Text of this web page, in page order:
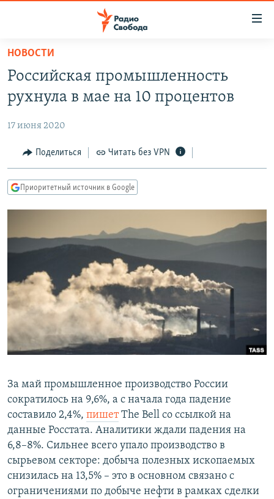
упрощенного
доступа
основному
Вернутся
главной
навигации
Вернутся
АВТОРСКИЕ ПРОЕКТЫ
ЦИТАТЫ СВОБОДЫ
МНЕНИЯ
IDEL.РЕАЛИИ
СЕВЕР.РЕАЛИИ
СИБИРЬ.РЕАЛИИ
РАСПИСАНИЕ ВЕЩАНИЯ
ПОДПИШИТЕСЬ НА РАССЫЛКУ
СОЦИАЛЬНЫЕ СЕТИ
Все сайты РСЕ/РС
НОВОСТИ
Российская промышленность
рухнула в мае на 10 процентов
17 июня 2020
Поделиться Читать без VPN
Приоритетный источник в Google
За май промышленное производство России
сократилось на 9,6%, а с начала года падение
составило 2,4%, пишетThe Bell со ссылкой на
данные Росстата. Аналитики ждали падения на
6,8–8%. Сильнее всего упало производство в
сырьевом секторе: добыча полезных ископаемых
снизилась на 13,5% – это в основном связано с
ограничениями по добыче нефти в рамках сделки